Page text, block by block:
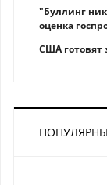
"Буллинг
оценка
США готовят